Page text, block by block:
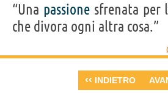
“Una passionesfrenata per
che divora ogni altra cosa.”
‹‹ INDIETRO